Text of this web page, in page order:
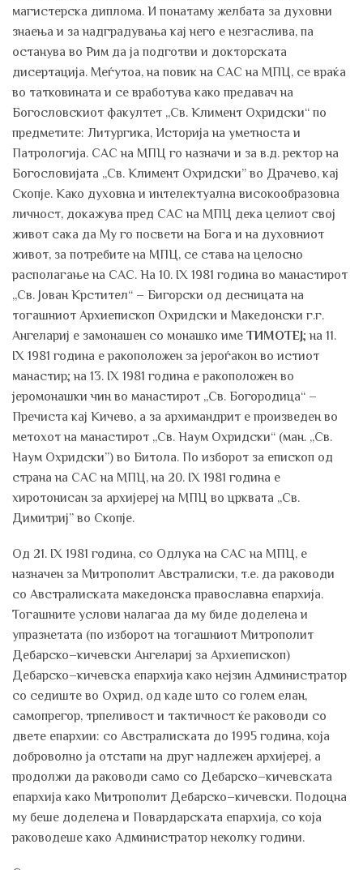
магистерска диплома. И понатаму желбата за духовни
знаења и за надградувања кај него е незгаслива, па
останува во Рим да ја подготви и докторската
дисертација. Меѓутоа, на повик на САС на МПЦ, се враќа
во татковината и се вработува како предавач на
Богословскиот факултет „Св. Климент Охридски“ по
предметите: Литургика, Историја на уметноста и
Патрологија. САС на МПЦ го назначи и за в.д. ректор на
Богословијата „Св. Климент Охридски” во Драчево, кај
Скопје. Како духовна и интелектуална високообразовна
личност, докажува пред САС на МПЦ дека целиот свој
живот сака да Му го посвети на Бога и на духовниот
живот, за потребите на МПЦ, се става на целосно
располагање на САС. На 10. IX 1981 година во манастирот
„Св. Јован Крстител“ – Бигорски од десницата на
тогашниот Архиепископ Охридски и Македонски г.г.
Ангелариј е замонашен со монашко име ТИМОТЕЈ; на 11.
IX 1981 година е ракоположен за јероѓакон во истиот
манастир; на 13. IX 1981 година е ракоположен во
јеромонашки чин во манастирот „Св. Богородица“ –
Пречиста кај Кичево, а за архимандрит е произведен во
метохот на манастирот „Св. Наум Охридски“ (ман. „Св.
Наум Охридски”) во Битола. По изборот за епископ од
страна на САС на МПЦ, на 20. IX 1981 година е
хиротонисан за архијереј на МПЦ во црквата „Св.
Димитриј” во Скопје.
Од 21. IX 1981 година, со Одлука на САС на МПЦ, е
назначен за Митрополит Австралиски, т.е. да раководи
со Австралиската македонска православна епархија.
Тогашните услови налагаа да му биде доделена и
упразнетата (по изборот на тогашниот Митрополит
Дебарско–кичевски Ангелариј за Архиепископ)
Дебарско–кичевска епархија како нејзин Администратор
со седиште во Охрид, од каде што со голем елан,
самопрегор, трпеливост и тактичност ќе раководи со
двете епархии: со Австралиската до 1995 година, која
доброволно ја отстапи на друг надлежен архијереј, а
продолжи да раководи само со Дебарско–кичевската
епархија како Митрополит Дебарско–кичевски. Подоцна
му беше доделена и Повардарската епархија, со која
раководеше како Администратор неколку години.